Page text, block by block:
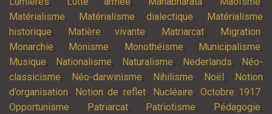
Matérialisme, Matérialisme dialectique,
Matérialisme
historique, Matière vivante, Matriarcat, Migration,
Monarchie, Monisme, Monothéisme, Municipalisme,
Musique, Nationalisme, Naturalisme, Nederlands,
Néo-
classicisme, Néo-darwinisme, Nihilisme, Noël ,
Notion
d’organisation, Notion de reflet, Nucléaire, Octobre 1917,
Opportunisme, Patriarcat, Patriotisme, Pédagogie,